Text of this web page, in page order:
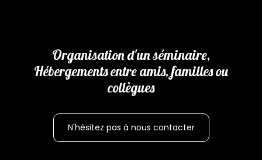
Organisation d'un séminaire,
Hébergements entre amis, familles ou
collègues
N'hésitez pas à nous contacter